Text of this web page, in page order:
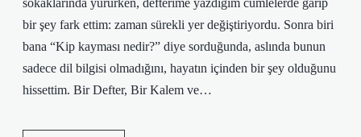
sokaklarında yürürken, defterime yazdığım cümlelerde garip
bir şey fark ettim: zaman sürekli yer değiştiriyordu. Sonra biri
bana “Kip kayması nedir?” diye sorduğunda, aslında bunun
sadece dil bilgisi olmadığını, hayatın içinden bir şey olduğunu
hissettim. Bir Defter, Bir Kalem ve…